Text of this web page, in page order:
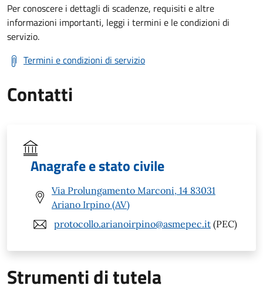
Per conoscere i dettagli di scadenze, requisiti e altre
informazioni importanti, leggi i termini e le condizioni di
servizio.
Termini e condizioni di servizio
Contatti
Anagrafe e stato civile
Via Prolungamento Marconi, 14 83031
Ariano Irpino (AV)
protocollo.arianoirpino@asmepec.it (PEC)
Strumenti di tutela